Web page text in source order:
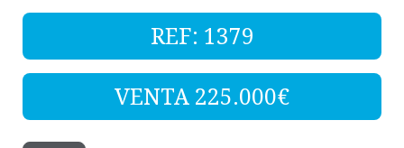
REF: 1379
VENTA 225.000€